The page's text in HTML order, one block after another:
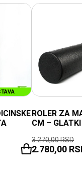
ROLER ZA
CM –
3.270,00RSD
2.780,00